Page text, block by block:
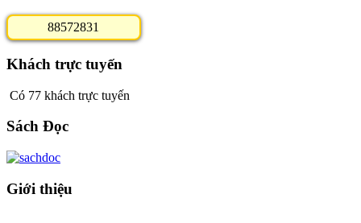
88572831
Khách trực tuyến
Có 77 khách trực tuyến
Sách Đọc
Giới thiệu